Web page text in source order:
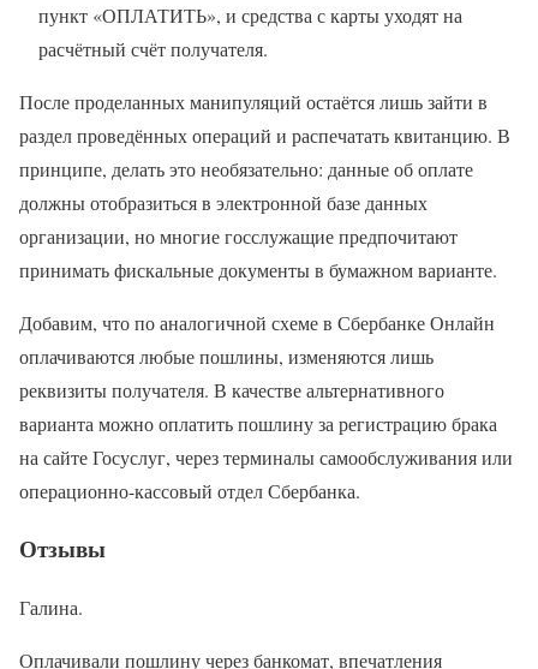
пункт «ОПЛАТИТЬ», и средства с карты уходят на
расчётный счёт получателя.
После проделанных манипуляций остаётся лишь зайти в
раздел проведённых операций и распечатать квитанцию. В
принципе, делать это необязательно: данные об оплате
должны отобразиться в электронной базе данных
организации, но многие госслужащие предпочитают
принимать фискальные документы в бумажном варианте.
Добавим, что по аналогичной схеме в Сбербанке Онлайн
оплачиваются любые пошлины, изменяются лишь
реквизиты получателя. В качестве альтернативного
варианта можно оплатить пошлину за регистрацию брака
на сайте Госуслуг, через терминалы самообслуживания или
операционно-кассовый отдел Сбербанка.
Отзывы
Галина.
Оплачивали пошлину через банкомат, впечатления